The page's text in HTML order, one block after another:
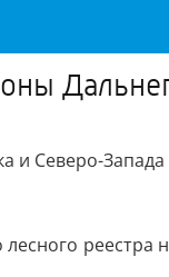
и Северо-